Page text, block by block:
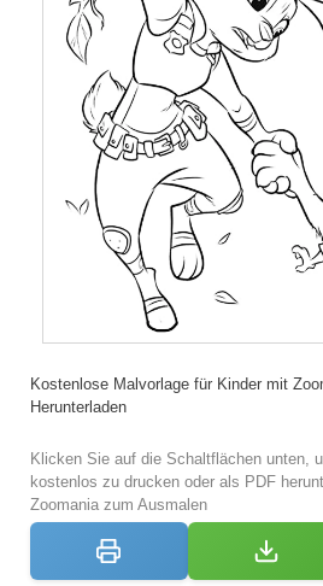
Kostenlose Malvorlage für Kinder mit
Herunterladen
Klicken Sie auf die Schaltflächen unten,
kostenlos zu drucken oder als PDF
Zoomania zum Ausmalen